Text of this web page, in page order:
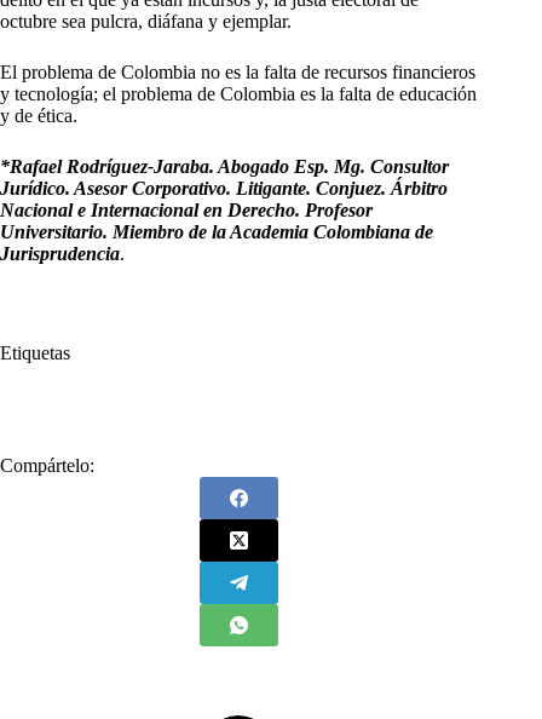
octubre sea pulcra, diáfana y ejemplar.
El problema de Colombia no es la falta de recursos financieros
y tecnología; el problema de Colombia es la falta de educación
y de ética.
*Rafael Rodríguez-Jaraba. Abogado Esp. Mg. Consultor
Jurídico. Asesor Corporativo. Litigante. Conjuez. Árbitro
Nacional e Internacional en Derecho. Profesor
Universitario. Miembro de la Academia Colombiana de
Jurisprudencia.
Etiquetas
Compártelo: